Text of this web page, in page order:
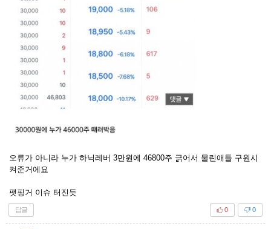
오류가 아니라 누가 하닉레버 3만원에 46800주 긁어서 물린애들 구원시
켜준거에요
팻핑거 이슈 터진듯
답글 0
0